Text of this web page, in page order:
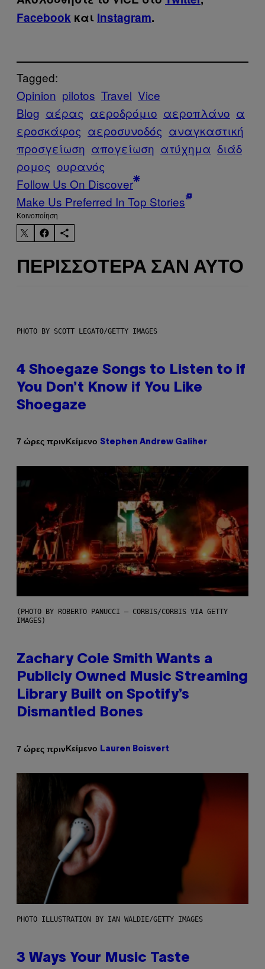
Facebook και Instagram.
Tagged:
Opinion pilotos Travel Vice
Blog αέρας αεροδρόμιο αεροπλάνο α
εροσκάφος αεροσυνοδός αναγκαστική
προσγείωση απογείωση ατύχημα διάδ
ρομος ουρανός
Follow Us On Discover
Make Us Preferred In Top Stories
Kοινοποίηση
ΠΕΡΙΣΣΌΤΕΡΑ ΣΑΝ ΑΥΤΌ
PHOTO BY SCOTT LEGATO/GETTY IMAGES
4 Shoegaze Songs to Listen to if
You Don’t Know if You Like
Shoegaze
7 ώρες πρινΚείμενο Stephen Andrew Galiher
(PHOTO BY ROBERTO PANUCCI – CORBIS/CORBIS VIA GETTY
IMAGES)
Zachary Cole Smith Wants a
Publicly Owned Music Streaming
Library Built on Spotify’s
Dismantled Bones
7 ώρες πρινΚείμενο Lauren Boisvert
PHOTO ILLUSTRATION BY IAN WALDIE/GETTY IMAGES
3 Ways Your Music Taste